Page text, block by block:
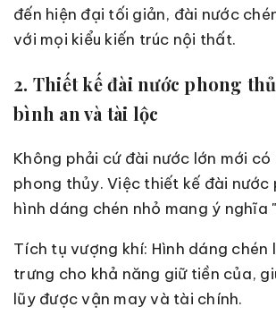
đến hiện đại tối giản, đài nước
với mọi kiểu kiến trúc nội thất.
2. Thiết kế đài nước phong
bình an và tài lộc
Không phải cứ đài nước lớn mới
phong thủy. Việc thiết kế đài nước
hình dáng chén nhỏ mang ý nghĩa
Tích tụ vượng khí: Hình dáng chén
trưng cho khả năng giữ tiền của,
lũy được vận may và tài chính.